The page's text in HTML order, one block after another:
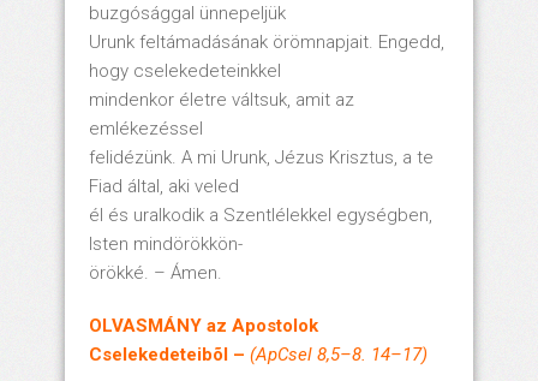
buzgósággal ünnepeljük
Urunk feltámadásának örömnapjait. Engedd,
hogy cselekedeteinkkel
mindenkor életre váltsuk, amit az
emlékezéssel
felidézünk. A mi Urunk, Jézus Krisztus, a te
Fiad által, aki veled
él és uralkodik a Szentlélekkel egységben,
Isten mindörökkön-
örökké. – Ámen.
OLVASMÁNY az Apostolok
Cselekedeteibõl – (ApCsel 8,5–8. 14–17)